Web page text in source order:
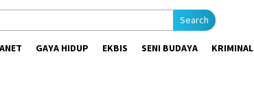
Search
GAYA HIDUP EKBIS SENI BUDAYA KRIMINAL